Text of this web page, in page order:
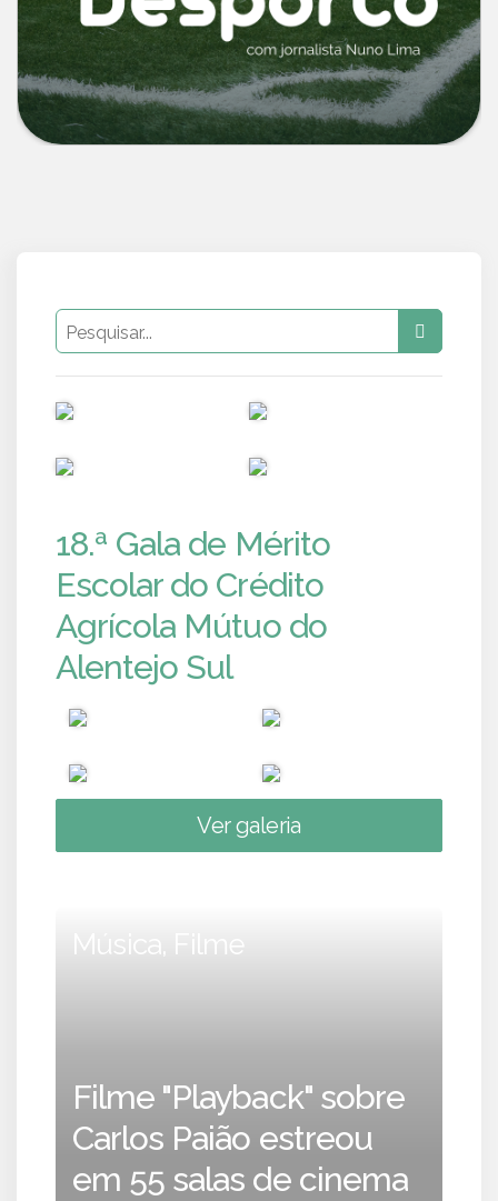
18.ª Gala de Mérito
Escolar do Crédito
Agrícola Mútuo do
Alentejo Sul
Ver galeria
Música, Filme
Filme "Playback" sobre
Carlos Paião estreou
em 55 salas de cinema